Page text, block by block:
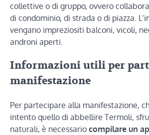
collettive o di gruppo, ovvero
di condominio, di strada o di piazza.
vengano impreziositi balconi, vicoli,
androni aperti.
Informazioni utili per
manifestazione
Per partecipare alla manifestazione,
intento quello di abbellire Termoli,
naturali, è necessario compilare un